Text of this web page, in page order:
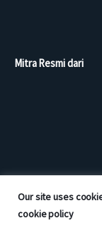
Our site uses
cookie policy
Mitra Resmi dari